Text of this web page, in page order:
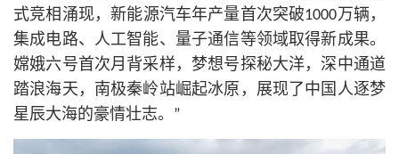
式竞相涌现，新能源汽车年产量首次突破1000万辆，
集成电路、人工智能、量子通信等领域取得新成果。
嫦娥六号首次月背采样，梦想号探秘大洋，深中通道
踏浪海天，南极秦岭站崛起冰原，展现了中国人逐梦
星辰大海的豪情壮志。”